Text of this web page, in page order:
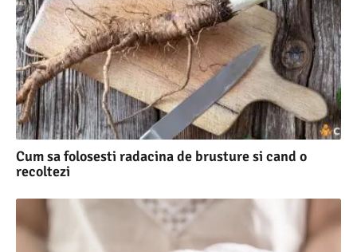
Cum sa folosesti radacina de brusture si cand o
recoltezi